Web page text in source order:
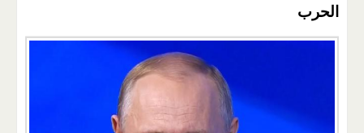
الحرب